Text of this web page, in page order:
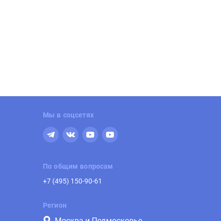
Мы в соцсетях
По общим вопросам
+7 (495) 150-90-61
Регион